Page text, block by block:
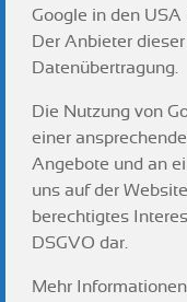
Google in den
Der Anbieter
Datenübertragung.
Die Nutzung von
einer
Angebote und an
uns auf der
berechtigtes
DSGVO dar.
Mehr